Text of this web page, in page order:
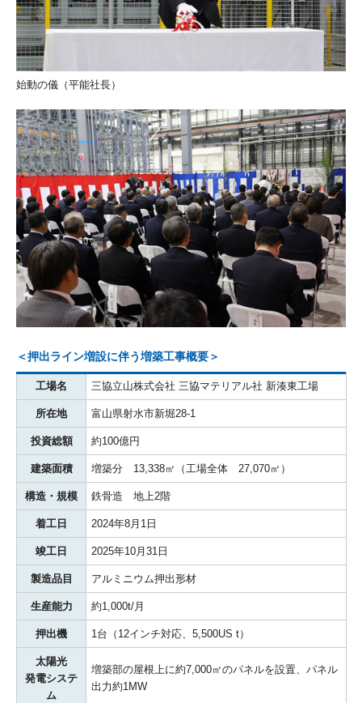
始動の儀（平能社長）
＜押出ライン増設に伴う増築工事概要＞
工場名 三協立山株式会社 三協マテリアル社 新湊東工場
所在地 富山県射水市新堀28-1
投資総額 約100億円
建築面積 増築分 13,338㎡（工場全体 27,070㎡）
構造・規模 鉄骨造 地上2階
着工日 2024年8月1日
竣工日 2025年10月31日
製造品目 アルミニウム押出形材
生産能力 約1,000t/月
押出機 1台（12インチ対応、5,500US t）
太陽光
発電システ
ム
増築部の屋根上に約7,000㎡のパネルを設置、パネル
出力約1MW